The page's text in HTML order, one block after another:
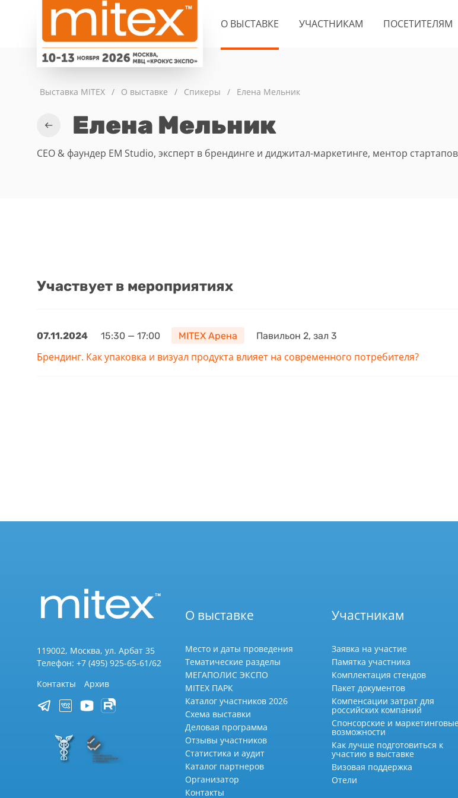
О ВЫСТАВКЕ УЧАСТНИКАМ ПОСЕТИТЕЛЯМ
Выставка MITEX / О выставке / Спикеры / Елена Мельник
Елена Мельник
CEO & фаундер EM Studio, эксперт в брендинге и диджитал-маркетинге, ментор
Участвует в мероприятиях
MITEX Арена Павильон 2, зал 3
07.11.2024 15:30 — 17:00
Брендинг. Как упаковка и визуал продукта влияет на современного потребителя?
119002, Москва, ул. Арбат 35
Телефон: +7 (495) 925-65-61/62
Контакты
Архив
О выставке
Место и даты проведения
Тематические разделы
МЕГАПОЛИС ЭКСПО
MITEX ПАРК
Каталог участников 2026
Схема выставки
Деловая программа
Отзывы участников
Статистика и аудит
Каталог партнеров
Организатор
Контакты
Участникам
Заявка на участие
Памятка участника
Комплектация стендов
Пакет документов
Компенсации затрат для
российских компаний
Спонсорские и
возможности
Как лучше подготовиться к
участию в выставке
Визовая поддержка
Отели